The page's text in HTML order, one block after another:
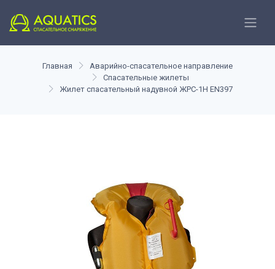
Главная
Аварийно-спасательное направление
Спасательные жилеты
Жилет спасательный надувной ЖРС-1Н EN397